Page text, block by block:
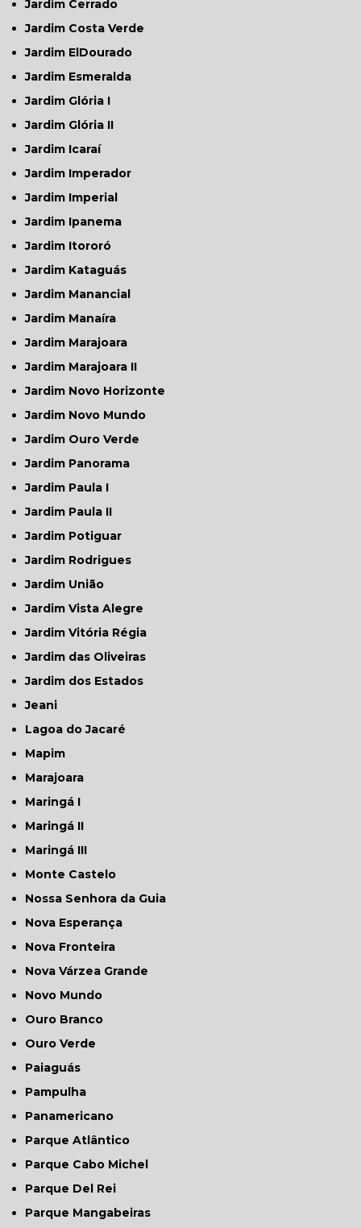
Jardim Cerrado
Jardim Costa Verde
Jardim ElDourado
Jardim Esmeralda
Jardim Glória I
Jardim Glória II
Jardim Icaraí
Jardim Imperador
Jardim Imperial
Jardim Ipanema
Jardim Itororó
Jardim Kataguás
Jardim Manancial
Jardim Manaíra
Jardim Marajoara
Jardim Marajoara II
Jardim Novo Horizonte
Jardim Novo Mundo
Jardim Ouro Verde
Jardim Panorama
Jardim Paula I
Jardim Paula II
Jardim Potiguar
Jardim Rodrigues
Jardim União
Jardim Vista Alegre
Jardim Vitória Régia
Jardim das Oliveiras
Jardim dos Estados
Jeani
Lagoa do Jacaré
Mapim
Marajoara
Maringá I
Maringá II
Maringá III
Monte Castelo
Nossa Senhora da Guia
Nova Esperança
Nova Fronteira
Nova Várzea Grande
Novo Mundo
Ouro Branco
Ouro Verde
Paiaguás
Pampulha
Panamericano
Parque Atlântico
Parque Cabo Michel
Parque Del Rei
Parque Mangabeiras